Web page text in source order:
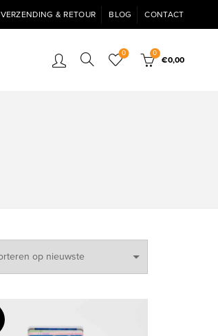
VERZENDING & RETOUR BLOG CONTACT
0 0
€0,00